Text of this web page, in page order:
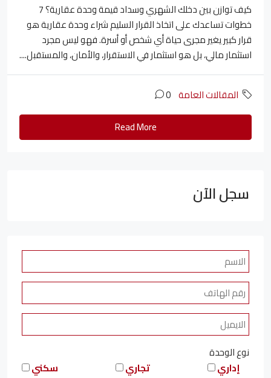
كيف توازن بين دخلك الشهري وسداد قيمة وحدة عقارية؟ 7
خطوات تساعدك على اتخاذ القرار السليم شراء وحدة عقارية هو
قرار كبير يغير مجرى حياة أي شخص أو أسرة. فهو ليس مجرد
استثمار مالي، بل هو استثمار في الاستقرار، والأمان، والمستقبل....
المقالات العامة 0
Read More
سجل الآن
نوع الوحدة
سكني
تجاري إداري